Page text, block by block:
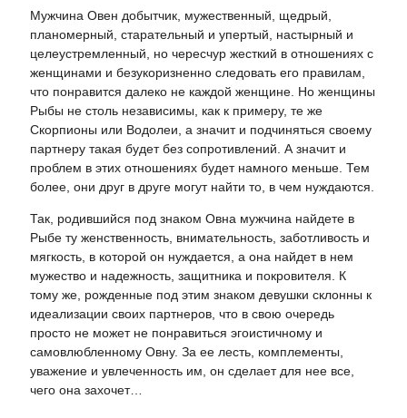
Мужчина Овен добытчик, мужественный, щедрый,
планомерный, старательный и упертый, настырный и
целеустремленный, но чересчур жесткий в отношениях с
женщинами и безукоризненно следовать его правилам,
что понравится далеко не каждой женщине. Но женщины
Рыбы не столь независимы, как к примеру, те же
Скорпионы или Водолеи, а значит и подчиняться своему
партнеру такая будет без сопротивлений. А значит и
проблем в этих отношениях будет намного меньше. Тем
более, они друг в друге могут найти то, в чем нуждаются.
Так, родившийся под знаком Овна мужчина найдете в
Рыбе ту женственность, внимательность, заботливость и
мягкость, в которой он нуждается, а она найдет в нем
мужество и надежность, защитника и покровителя. К
тому же, рожденные под этим знаком девушки склонны к
идеализации своих партнеров, что в свою очередь
просто не может не понравиться эгоистичному и
самовлюбленному Овну. За ее лесть, комплементы,
уважение и увлеченность им, он сделает для нее все,
чего она захочет…